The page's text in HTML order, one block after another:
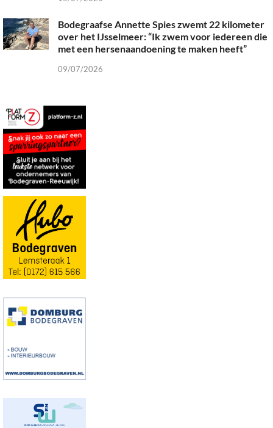
Bodegraafse Annette Spies zwemt 22 kilometer
over het IJsselmeer: “Ik zwem voor iedereen die
met een hersenaandoening te maken heeft”
09/07/2026